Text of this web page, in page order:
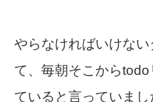
やらなければいけな
て、毎朝そこから
ていると言っていまし